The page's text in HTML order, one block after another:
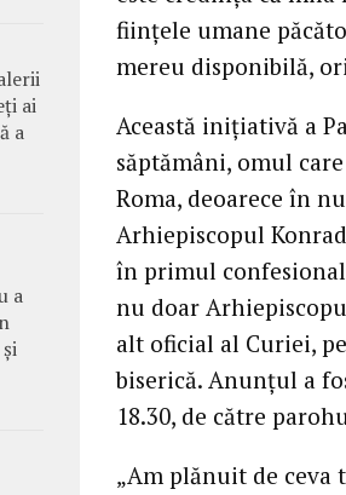
fiinţele umane
mereu disponibilă,
Această iniţiativă a
săptămâni, omul
Roma, deoarece în
Arhiepiscopul
în primul
nu doar
alt oficial al Curiei,
biserică. Anunţul a
18.30, de către
„Am plănuit de ceva
ai
a
a